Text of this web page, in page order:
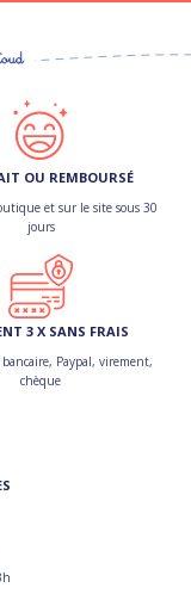
OU REMBOURSÉ
et sur le site sous 30
jours
3 X SANS FRAIS
Paypal, virement,
chèque